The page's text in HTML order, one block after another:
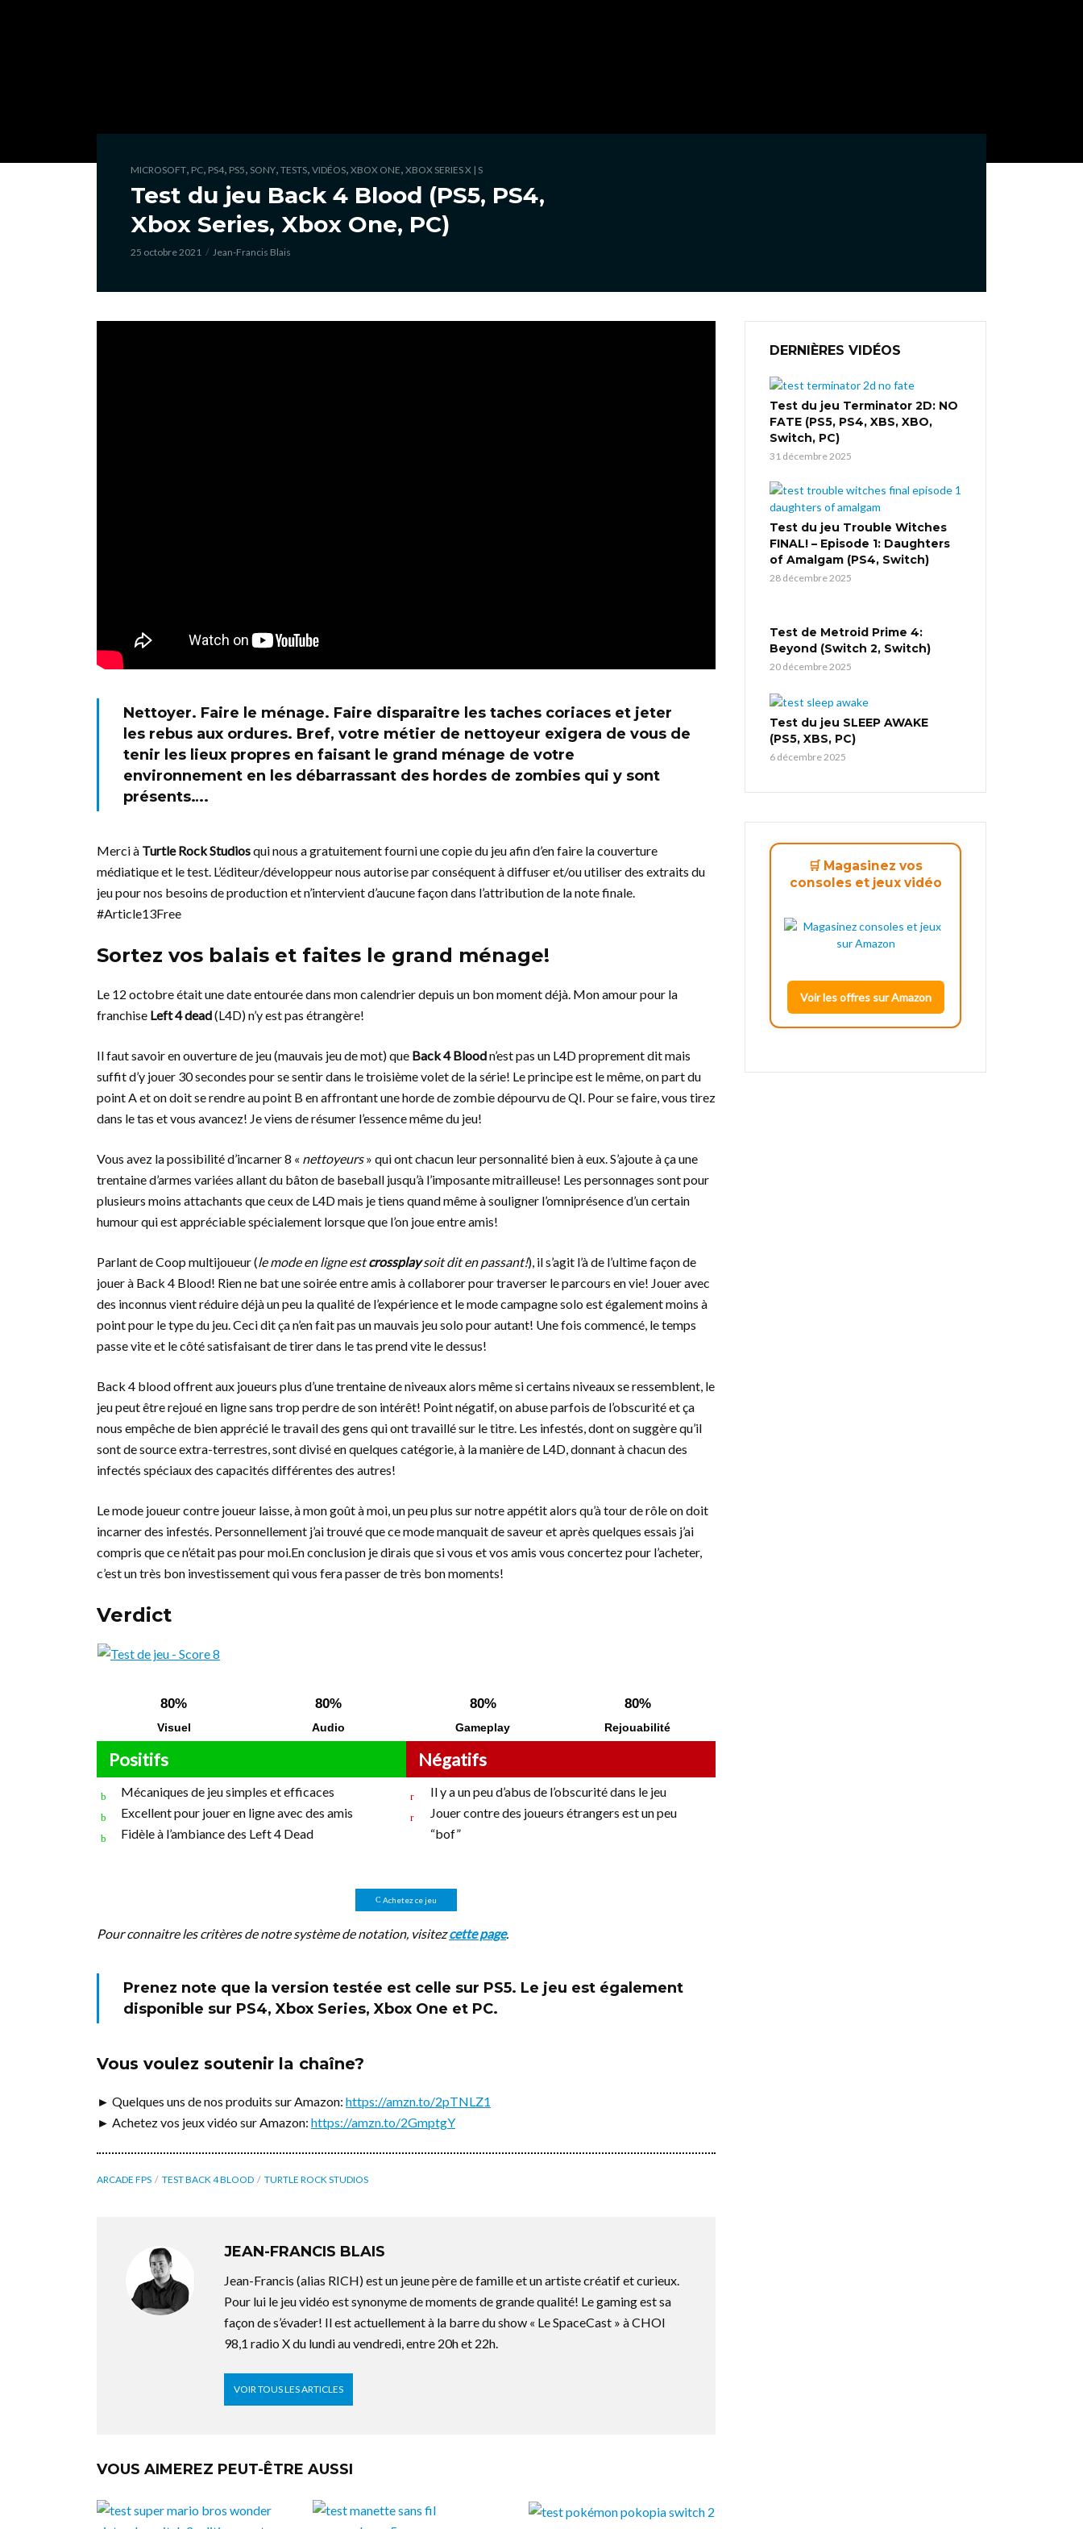
MICROSOFT, PC, PS4, PS5, SONY, TESTS, VIDÉOS, XBOX ONE, XBOX SERIES X | S
Test du jeu Back 4 Blood (PS5, PS4,
Xbox Series, Xbox One, PC)
25 octobre 2021 Jean-Francis Blais
Nettoyer. Faire le ménage. Faire disparaitre les taches coriaces et jeter
les rebus aux ordures. Bref, votre métier de nettoyeur exigera de vous de
tenir les lieux propres en faisant le grand ménage de votre
environnement en les débarrassant des hordes de zombies qui y sont
présents….
Merci à Turtle Rock Studiosqui nous a gratuitement fourni une copie du jeu afin d’en faire la couverture
médiatique et le test. L’éditeur/développeur nous autorise par conséquent à diffuser et/ou utiliser des extraits du
jeu pour nos besoins de production et n’intervient d’aucune façon dans l’attribution de la note finale.
#Article13Free
Sortez vos balais et faites le grand ménage!
Le 12 octobre était une date entourée dans mon calendrier depuis un bon moment déjà. Mon amour pour la
franchise Left 4 dead(L4D) n’y est pas étrangère!
Il faut savoir en ouverture de jeu (mauvais jeu de mot) que Back 4 Bloodn’est pas un L4D proprement dit mais
suffit d’y jouer 30 secondes pour se sentir dans le troisième volet de la série! Le principe est le même, on part du
point A et on doit se rendre au point B en affrontant une horde de zombie dépourvu de QI. Pour se faire, vous tirez
dans le tas et vous avancez! Je viens de résumer l’essence même du jeu!
Vous avez la possibilité d’incarner 8 « nettoyeurs» qui ont chacun leur personnalité bien à eux. S’ajoute à ça une
trentaine d’armes variées allant du bâton de baseball jusqu’à l’imposante mitrailleuse! Les personnages sont pour
plusieurs moins attachants que ceux de L4D mais je tiens quand même à souligner l’omniprésence d’un certain
humour qui est appréciable spécialement lorsque que l’on joue entre amis!
Parlant de Coop multijoueur (le mode en ligne estcrossplaysoit dit en passant!), il s’agit l’à de l’ultime façon de
jouer à Back 4 Blood! Rien ne bat une soirée entre amis à collaborer pour traverser le parcours en vie! Jouer avec
des inconnus vient réduire déjà un peu la qualité de l’expérience et le mode campagne solo est également moins à
point pour le type du jeu. Ceci dit ça n’en fait pas un mauvais jeu solo pour autant! Une fois commencé, le temps
passe vite et le côté satisfaisant de tirer dans le tas prend vite le dessus!
Back 4 blood offrent aux joueurs plus d’une trentaine de niveaux alors même si certains niveaux se ressemblent, le
jeu peut être rejoué en ligne sans trop perdre de son intérêt! Point négatif, on abuse parfois de l’obscurité et ça
nous empêche de bien apprécié le travail des gens qui ont travaillé sur le titre. Les infestés, dont on suggère qu’il
sont de source extra-terrestres, sont divisé en quelques catégorie, à la manière de L4D, donnant à chacun des
infectés spéciaux des capacités différentes des autres!
Le mode joueur contre joueur laisse, à mon goût à moi, un peu plus sur notre appétit alors qu’à tour de rôle on doit
incarner des infestés. Personnellement j’ai trouvé que ce mode manquait de saveur et après quelques essais j’ai
compris que ce n’était pas pour moi.En conclusion je dirais que si vous et vos amis vous concertez pour l’acheter,
c’est un très bon investissement qui vous fera passer de très bon moments!
Verdict
80%
Visuel
80%
Audio
80%
Gameplay
80%
Rejouabilité
Positifs
Mécaniques de jeu simples et efficaces
Excellent pour jouer en ligne avec des amis
Fidèle à l’ambiance des Left 4 Dead
Négatifs
Il y a un peu d’abus de l’obscurité dans le jeu
Jouer contre des joueurs étrangers est un peu
“bof”
Achetez ce jeu
Pour connaitre les critères de notre système de notation, visitezcette page.
Prenez note que la version testée est celle sur PS5. Le jeu est également
disponible sur PS4, Xbox Series, Xbox One et PC.
Vous voulez soutenir la chaîne?
► Quelques uns de nos produits sur Amazon: https://amzn.to/2pTNLZ1
► Achetez vos jeux vidéo sur Amazon: https://amzn.to/2GmptgY
ARCADE FPS TEST BACK 4 BLOOD TURTLE ROCK STUDIOS
JEAN-FRANCIS BLAIS
Jean-Francis (alias RICH) est un jeune père de famille et un artiste créatif et curieux.
Pour lui le jeu vidéo est synonyme de moments de grande qualité! Le gaming est sa
façon de s’évader! Il est actuellement à la barre du show « Le SpaceCast » à CHOI
98,1 radio X du lundi au vendredi, entre 20h et 22h.
VOIR TOUS LES ARTICLES
VOUS AIMEREZ PEUT-ÊTRE AUSSI
DERNIÈRES VIDÉOS
Test du jeu Terminator 2D: NO
FATE (PS5, PS4, XBS, XBO,
Switch, PC)
31 décembre 2025
Test du jeu Trouble Witches
FINAL! – Episode 1: Daughters
of Amalgam (PS4, Switch)
28 décembre 2025
Test de Metroid Prime 4:
Beyond (Switch 2, Switch)
20 décembre 2025
Test du jeu SLEEP AWAKE
(PS5, XBS, PC)
6 décembre 2025
🛒 Magasinez vos
consoles et jeux vidéo
Voir les offres sur Amazon